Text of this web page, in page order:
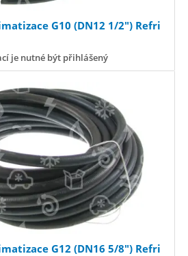
G10 (DN12 1/2") Refri
je nutné být přihlášený
G12 (DN16 5/8") Refri